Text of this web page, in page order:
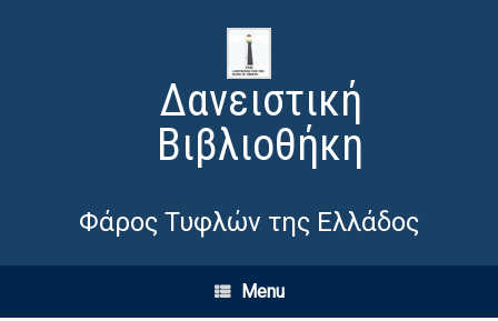
Δανειστική
Βιβλιοθήκη
Φάρος Τυφλών της Ελλάδος
Menu